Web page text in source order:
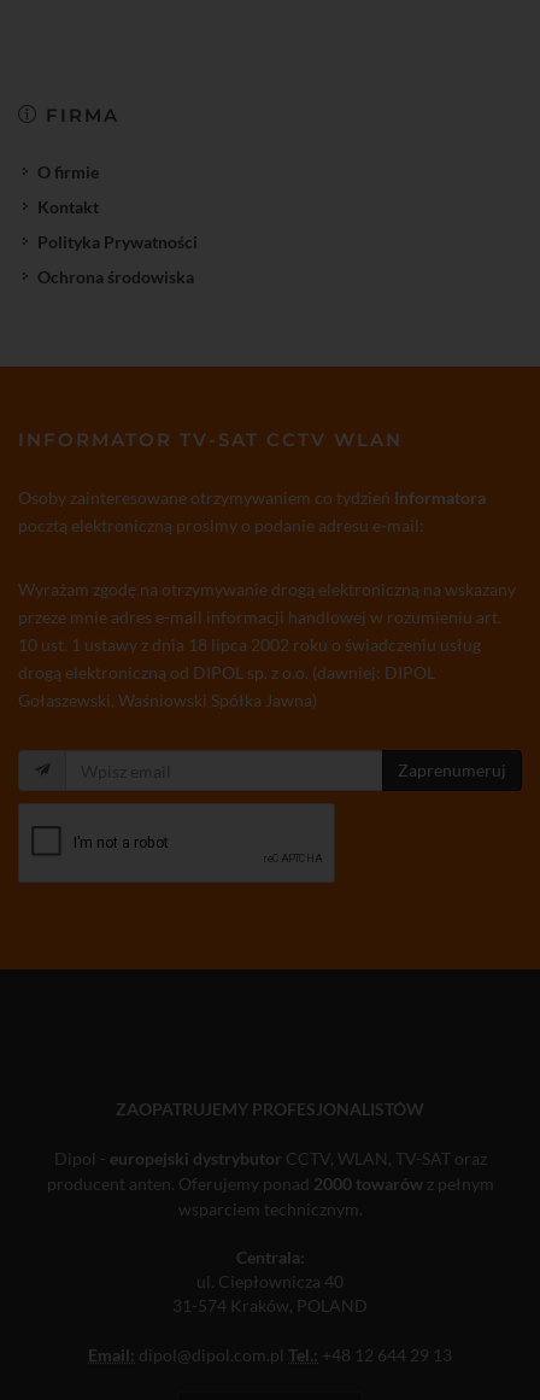
FIRMA
O firmie
Kontakt
Polityka Prywatności
Ochrona środowiska
INFORMATOR TV-SAT CCTV WLAN
Osoby zainteresowane otrzymywaniem co tydzień Informatora
pocztą elektroniczną prosimy o podanie adresu e-mail:
Wyrażam zgodę na otrzymywanie drogą elektroniczną na wskazany
przeze mnie adres e-mail informacji handlowej w rozumieniu art.
10 ust. 1 ustawy z dnia 18 lipca 2002 roku o świadczeniu usług
drogą elektroniczną od DIPOL sp. z o.o. (dawniej: DIPOL
Gołaszewski, Waśniowski Spółka Jawna)
Zaprenumeruj
ZAOPATRUJEMY PROFESJONALISTÓW
Dipol - europejski dystrybutor CCTV, WLAN, TV-SAT oraz
producent anten. Oferujemy ponad 2000 towarówz pełnym
wsparciem technicznym.
Centrala:
ul. Ciepłownicza 40
31-574 Kraków, POLAND
Email: dipol@dipol.com.pl Tel.: +48 12 644 29 13